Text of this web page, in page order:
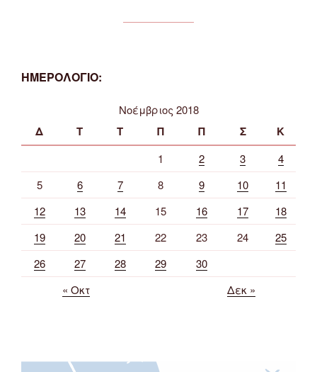
ΗΜΕΡΟΛΟΓΙΟ:
Νοέμβριος 2018
Δ Τ Τ Π Π Σ Κ
1 2 3
4
5
6 7 8 9 10
11
12
13 14 15 16 17
18
19
20 21 22 23 24
25
26
27 28 29
30
« Οκτ
Δεκ »